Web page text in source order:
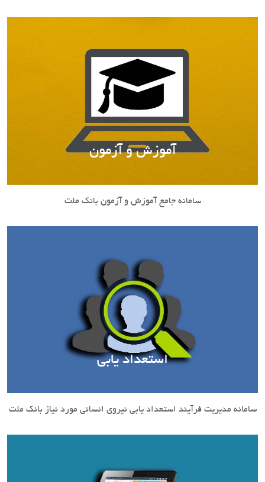
آموزش و آزمون
سامانه جامع آموزش و آزمون بانک ملت
استعداد یابی
سامانه مدیریت فرآیند استعداد یابی نیروی انسانی مورد نیاز بانک ملت